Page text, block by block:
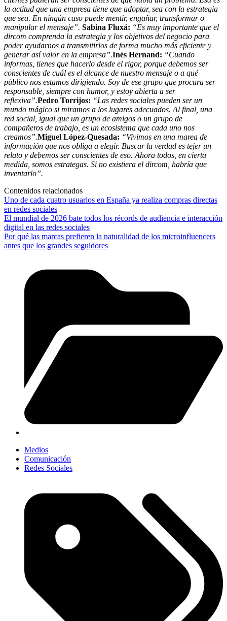
la actitud que una empresa tiene que adoptar, sea con la estrategia
que sea. En ningún caso puede mentir, engañar, transformar o
manipular el mensaje”. Sabina Fluxá: “Es muy importante que el
dircom comprenda la estrategia y los objetivos del negocio para
poder ayudarnos a transmitirlos de forma mucho más eficiente y
generar así valor en la empresa”.Inés Hernand: “Cuando
informas, tienes que hacerlo desde el rigor, porque debemos ser
conscientes de cuál es el alcance de nuestro mensaje o a qué
público nos estamos dirigiendo. Soy de ese grupo que procura ser
responsable, siempre con humor, y estoy abierta a ser
reflexiva”.Pedro Torrijos: “Las redes sociales pueden ser un
mundo mágico si miramos a los lugares adecuados. Al final, una
red social, igual que un grupo de amigos o un grupo de
compañeros de trabajo, es un ecosistema que cada uno nos
creamos”.Miguel López-Quesada: “Vivimos en una marea de
información que nos obliga a elegir. Buscar la verdad es tejer un
relato y debemos ser conscientes de eso. Ahora todos, en cierta
medida, somos estrategas. Si no existiera el dircom, habría que
inventarlo”.
Contenidos relacionados
Uno de cada cuatro usuarios en España ya realiza compras directas
en redes sociales
El mundial de 2026 bate todos los récords de audiencia e interacción
digital en las redes sociales
Por qué las marcas prefieren la naturalidad de los microinfluencers
antes que los grandes seguidores
Medios
Comunicación
Redes Sociales